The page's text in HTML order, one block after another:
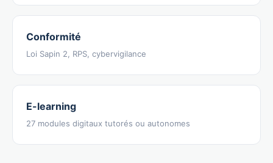
Conformité
Loi Sapin 2, RPS, cybervigilance
E-learning
27 modules digitaux tutorés ou autonomes